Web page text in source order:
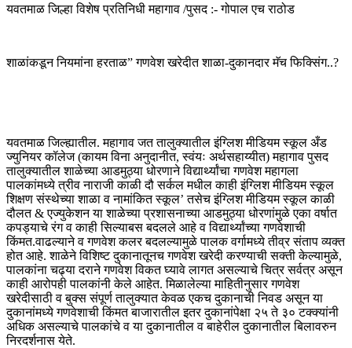
यवतमाळ जिल्हा विशेष प्रतिनिधी महागाव /पुसद :- गोपाल एच राठोड
शाळांकडून नियमांना हरताळ” गणवेश खरेदीत शाळा-दुकानदार मॅच फिक्सिंग..?
यवतमाळ जिल्ह्यातील. महागाव जत तालुक्यातील इंग्लिश मीडियम स्कूल अँड
ज्युनियर कॉलेज (कायम विना अनुदानीत, स्वंयः अर्थसहाय्यीत) महागाव पुसद
तालुक्यातील शाळेच्या आडमुठ्या धोरणाने विद्यार्थ्यांचा गणवेश महागला
पालकांमध्ये त्रीव नाराजी काळी दौ सर्कल मधील काही इंग्लिश मीडियम स्कूल
शिक्षण संस्थेच्या शाळा व नामांकित स्कूल’ तसेच इंग्लिश मीडियम स्कूल काळी
दौलत & एज्युकेशन या शाळेच्या प्रशासनाच्या आडमुठ्या धोरणांमुळे एका वर्षात
कपड्याचे रंग व काही सिल्याबस बदलले आहे व विद्यार्थ्यांच्या गणवेशाची
किंमत.वाढल्याने व गणवेश कलर बदलल्यामुळे पालक वर्गामध्ये तीव्र संताप व्यक्त
होत आहे. शाळेने विशिष्ट दुकानातूनच गणवेश खरेदी करण्याची सक्ती केल्यामुळे,
पालकांना चढ्या दराने गणवेश विकत घ्यावे लागत असल्याचे चित्र सर्वत्र असून
काही आरोपही पालकांनी केले आहेत. मिळालेल्या माहितीनुसार गणवेश
खरेदीसाठी व बुक्स संपूर्ण तालुक्यात केवळ एकच दुकानाची निवड असून या
दुकानांमध्ये गणवेशाची किंमत बाजारातील इतर दुकानांपेक्षा २५ ते ३० टक्क्यांनी
अधिक असल्याचे पालकांचे व या दुकानातील व बाहेरील दुकानातील बिलावरुन
निरदर्शनास येते.